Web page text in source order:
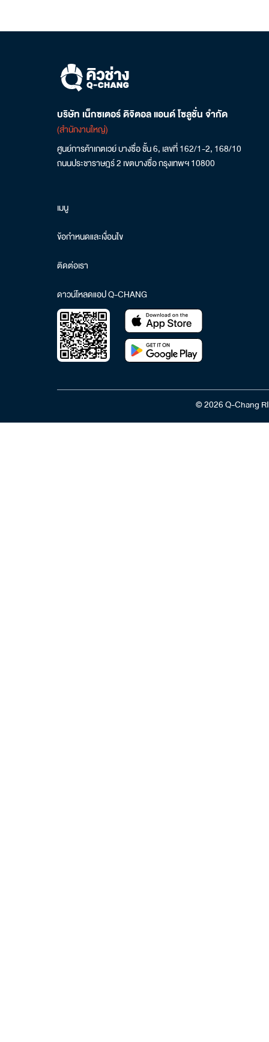
บริษัท เน็กซเตอร์ ดิจิตอล แอนด์ โซลูชั่น จำกัด
(สำนักงานใหญ่)
ศูนย์การค้าเกตเวย์ บางซื่อ ชั้น 6, เลขที่ 162/1-2, 168/10
ถนนประชาราษฎร์ 2 เขตบางซื่อ กรุงเทพฯ 10800
เมนู
ข้อกำหนดและเงื่อนไข
ติดต่อเรา
ดาวน์โหลดแอป Q-CHANG
© 2026 Q-Chang